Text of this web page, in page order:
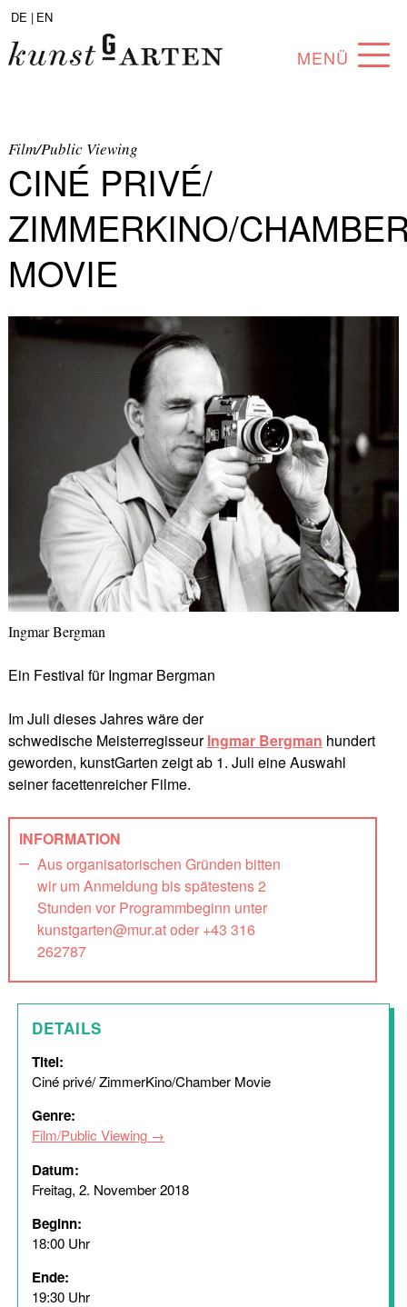
DE | EN
MENÜ
SAMMLUNG
KÜNSTLER*INNEN
ANGEBOTE
Film/Public Viewing
CINÉ PRIVÉ/
ZIMMERKINO/
MOVIE
Ingmar Bergman
Ein Festival für Ingmar Bergman
Im Juli dieses Jahres wäre der
schwedische Meisterregisseur Ingmar Bergman hundert
geworden, kunstGarten zeigt ab 1. Juli eine Auswahl
seiner facettenreicher Filme.
INFORMATION
Aus organisatorischen Gründen bitten
wir um Anmeldung bis spätestens 2
Stunden vor Programmbeginn unter
kunstgarten@mur.at oder +43 316
262787
DETAILS
Titel:
Ciné privé/ ZimmerKino/Chamber Movie
Genre:
Film/Public Viewing
Datum:
Freitag, 2. November 2018
Beginn:
18:00 Uhr
Ende:
19:30 Uhr